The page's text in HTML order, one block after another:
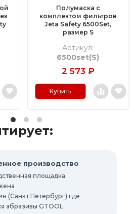
головки
и рулоны
Roloc™
ленты
металлу
губки, бруски
круги
Полумаска с
комплектом фильтров
Jeta Safety 6500Set,
размер S
Артикул:
6500set(S)
2 573 ₽
Купить
производство
площадка
(Санкт Петербург) где
абразивы GTOOL.